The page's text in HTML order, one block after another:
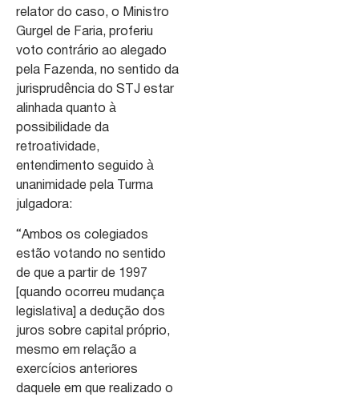
relator do caso, o Ministro
Gurgel de Faria, proferiu
voto contrário ao alegado
pela Fazenda, no sentido da
jurisprudência do STJ estar
alinhada quanto à
possibilidade da
retroatividade,
entendimento seguido à
unanimidade pela Turma
julgadora:
“Ambos os colegiados
estão votando no sentido
de que a partir de 1997
[quando ocorreu mudança
legislativa] a dedução dos
juros sobre capital próprio,
mesmo em relação a
exercícios anteriores
daquele em que realizado o